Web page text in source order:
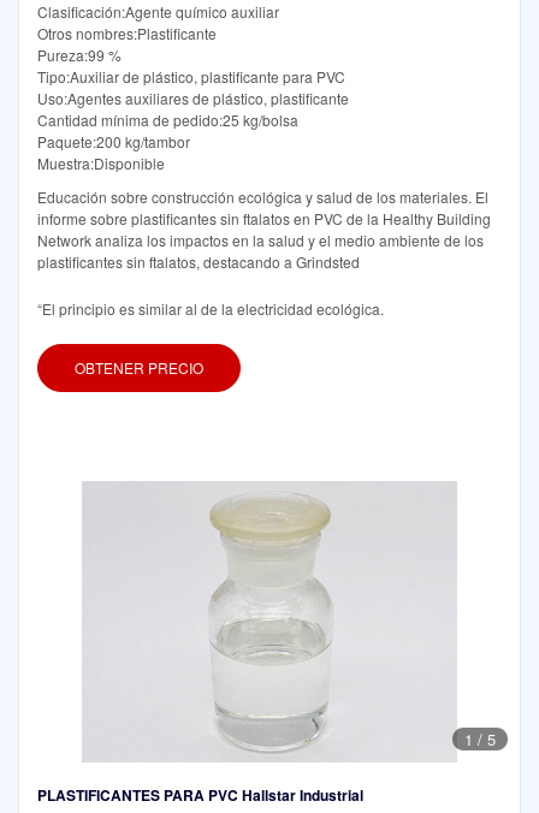
Clasificación:Agente químico auxiliar
Otros nombres:Plastificante
Pureza:99 %
Tipo:Auxiliar de plástico, plastificante para PVC
Uso:Agentes auxiliares de plástico, plastificante
Cantidad mínima de pedido:25 kg/bolsa
Paquete:200 kg/tambor
Muestra:Disponible
Educación sobre construcción ecológica y salud de los materiales. El
informe sobre plastificantes sin ftalatos en PVC de la Healthy Building
Network analiza los impactos en la salud y el medio ambiente de los
plastificantes sin ftalatos, destacando a Grindsted
“El principio es similar al de la electricidad ecológica.
OBTENER PRECIO
1 / 5
PLASTIFICANTES PARA PVC Hallstar Industrial